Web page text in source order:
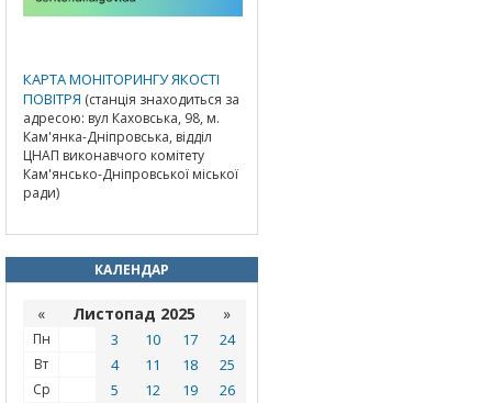
КАРТА МОНІТОРИНГУ ЯКОСТІ
ПОВІТРЯ (станція знаходиться за
адресою: вул Каховська, 98, м.
Кам'янка-Дніпровська, відділ
ЦНАП виконавчого комітету
Кам'янсько-Дніпровської міської
ради)
КАЛЕНДАР
« Листопад 2025 »
Пн 3 10 17 24
Вт 4 11 18 25
Ср 5 12 19 26